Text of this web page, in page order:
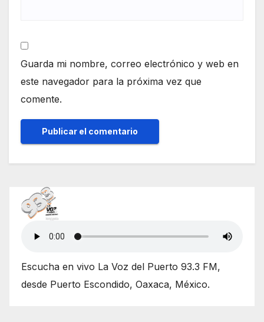
Guarda mi nombre, correo electrónico y web en
este navegador para la próxima vez que
comente.
Escucha en vivo La Voz del Puerto 93.3 FM,
desde Puerto Escondido, Oaxaca, México.